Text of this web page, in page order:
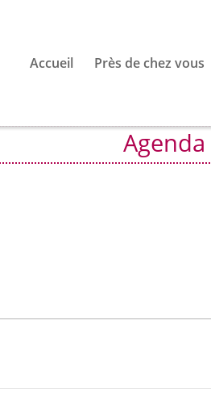
Accueil Près de chez vous
Agenda